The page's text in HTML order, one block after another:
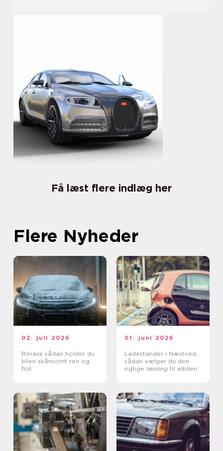
Få læst flere indlæg her
Flere Nyheder
02. juli 2026
Bilvask sådan holder du
bilen skånsomt ren og
flot
01. juni 2026
Ladestander i Næstved:
sådan vælger du den
rigtige løsning til elbilen